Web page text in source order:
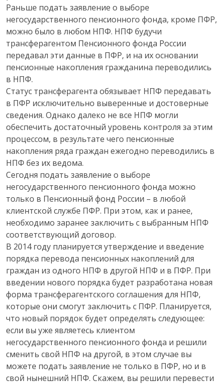
Раньше подать заявление о выборе
негосударственного пенсионного фонда, кроме ПФР,
можно было в любом НПФ. НПФ будучи
трансферагентом Пенсионного фонда России
передавал эти данные в ПФР, и на их основании
пенсионные накопления гражданина переводились
в НПФ.
Статус трансферагента обязывает НПФ передавать
в ПФР исключительно выверенные и достоверные
сведения. Однако далеко не все НПФ могли
обеспечить достаточный уровень контроля за этим
процессом, в результате чего пенсионные
накопления ряда граждан ежегодно переводились в
НПФ без их ведома.
Сегодня подать заявление о выборе
негосударственного пенсионного фонда можно
только в Пенсионный фонд России – в любой
клиентской службе ПФР. При этом, как и ранее,
необходимо заранее заключить с выбранным НПФ
соответствующий договор.
В 2014 году планируется утверждение и введение
порядка перевода пенсионных накоплений для
граждан из одного НПФ в другой НПФ и в ПФР. При
введении нового порядка будет разработана новая
форма трансферагентского соглашения для НПФ,
которые они смогут заключить с ПФР. Планируется,
что новый порядок будет определять следующее:
если вы уже являетесь клиентом
негосударственного пенсионного фонда и решили
сменить свой НПФ на другой, в этом случае вы
можете подать заявление не только в ПФР, но и в
свой нынешний НПФ. Скажем, вы решили перевести